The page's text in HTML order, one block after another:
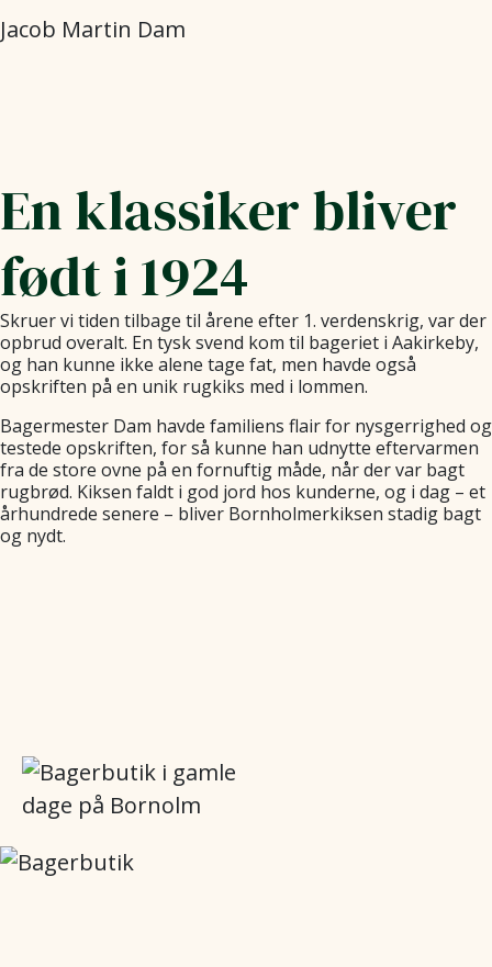
Jacob Martin Dam
En klassiker bliver
født i 1924
Skruer vi tiden tilbage til årene efter 1. verdenskrig, var der
opbrud overalt. En tysk svend kom til bageriet i Aakirkeby,
og han kunne ikke alene tage fat, men havde også
opskriften på en unik rugkiks med i lommen.
Bagermester Dam havde familiens flair for nysgerrighed og
testede opskriften, for så kunne han udnytte eftervarmen
fra de store ovne på en fornuftig måde, når der var bagt
rugbrød. Kiksen faldt i god jord hos kunderne, og i dag – et
århundrede senere – bliver Bornholmerkiksen stadig bagt
og nydt.